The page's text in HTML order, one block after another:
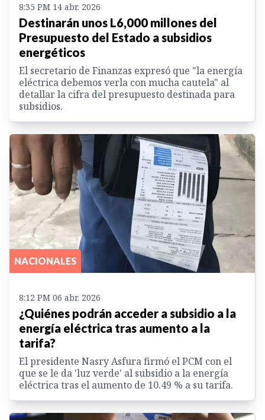
8:35 PM 14 abr. 2026
Destinarán unos L6,000 millones del
Presupuesto del Estado a subsidios
energéticos
El secretario de Finanzas expresó que "la energía
eléctrica debemos verla con mucha cautela" al
detallar la cifra del presupuesto destinada para
subsidios.
NACIONALES
8:12 PM 06 abr. 2026
¿Quiénes podrán acceder a subsidio a la
energía eléctrica tras aumento a la
tarifa?
El presidente Nasry Asfura firmó el PCM con el
que se le da 'luz verde' al subsidio a la energía
eléctrica tras el aumento de 10.49 % a su tarifa.